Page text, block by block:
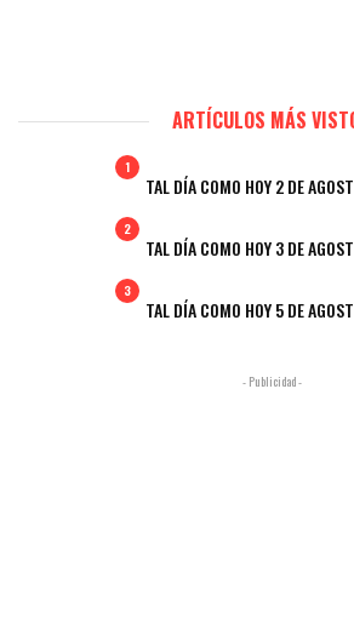
ARTÍCULOS MÁS
1
TAL DÍA COMO HOY 2 DE
2
TAL DÍA COMO HOY 3 DE
3
TAL DÍA COMO HOY 5 DE
- Publicidad -